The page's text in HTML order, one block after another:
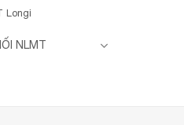
Longi
NLMT